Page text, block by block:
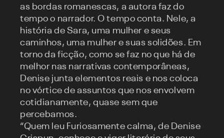
as bordas romanescas, a autora faz do
tempo o narrador. O tempo conta. Nele, a
história de Sara, uma mulher e seus
caminhos, uma mulher e suas solidões. Em
torno da ficção, como se faz no que há de
melhor nas narrativas contemporâneas,
Denise junta elementos reais e nos coloca
no vórtice de assuntos que nos envolvem
cotidianamente, quase sem que
percebamos.
“Quem leu Furiosamente calma, de Denise